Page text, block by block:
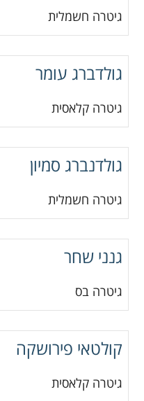
גיטרה חשמלית
גולדברג עומר
גיטרה קלאסית
גולדנברג סמיון
גיטרה חשמלית
גנני שחר
גיטרה בס
קולטאי פירושקה
גיטרה קלאסית